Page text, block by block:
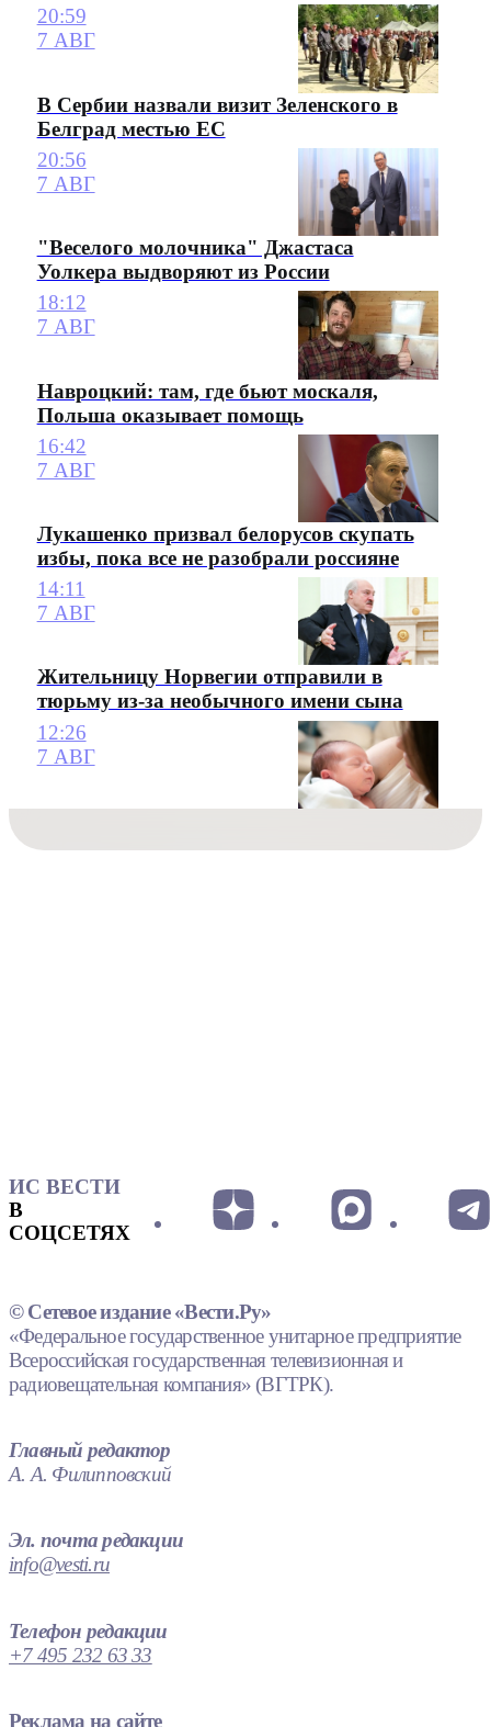
20:59
7 АВГ
В Сербии назвали визит Зеленского в
Белград местью ЕС
20:56
7 АВГ
"Веселого молочника" Джастаса
Уолкера выдворяют из России
18:12
7 АВГ
Навроцкий: там, где бьют москаля,
Польша оказывает помощь
16:42
7 АВГ
Лукашенко призвал белорусов скупать
избы, пока все не разобрали россияне
14:11
7 АВГ
Жительницу Норвегии отправили в
тюрьму из-за необычного имени сына
12:26
7 АВГ
ИС ВЕСТИ
В
СОЦСЕТЯХ
© Сетевое издание «Вести.Ру»
«Федеральное государственное унитарное предприятие
Всероссийская государственная телевизионная и
радиовещательная компания» (ВГТРК).
Главный редактор
А. А. Филипповский
Эл. почта редакции
info@vesti.ru
Телефон редакции
+7 495 232 63 33
Реклама на сайте